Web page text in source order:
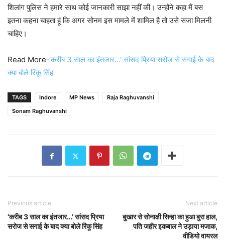
शिलांग पुलिस ने हमारे साथ कोई जानकारी साझा नहीं की। उन्होंने कहा मैं बस
इतना कहना चाहता हूं कि अगर सोनम इस मामले में शामिल है तो उसे सजा मिलनी
चाहिए।
Read More-‘करीब 3 साल का इंतजार…’ सांसद प्रिया सरोज से सगाई के बाद
क्या बोले रिंकू सिंह
TAGS Indore MP News
Raja Raghuvanshi
Sonam Raghuvanshi
Previous article
‘करीब 3 साल का इंतजार…’ सांसद प्रिया
सरोज से सगाई के बाद क्या बोले रिंकू सिंह
Next article
बुखार से सोनाक्षी सिन्हा का हुआ बुरा हाल,
पति जहीर इकबाल ने उड़ाया मजाक,
वीडियो वायरल